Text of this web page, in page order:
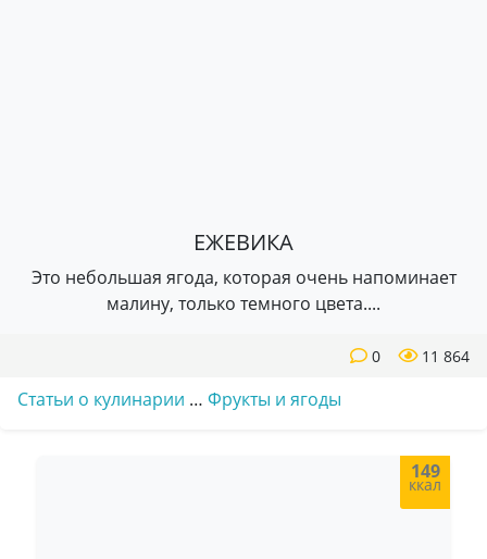
ЕЖЕВИКА
Это небольшая ягода, которая очень напоминает
малину, только темного цвета....
11 864
0
Статьи о кулинарии … Фрукты и ягоды
149
ккал